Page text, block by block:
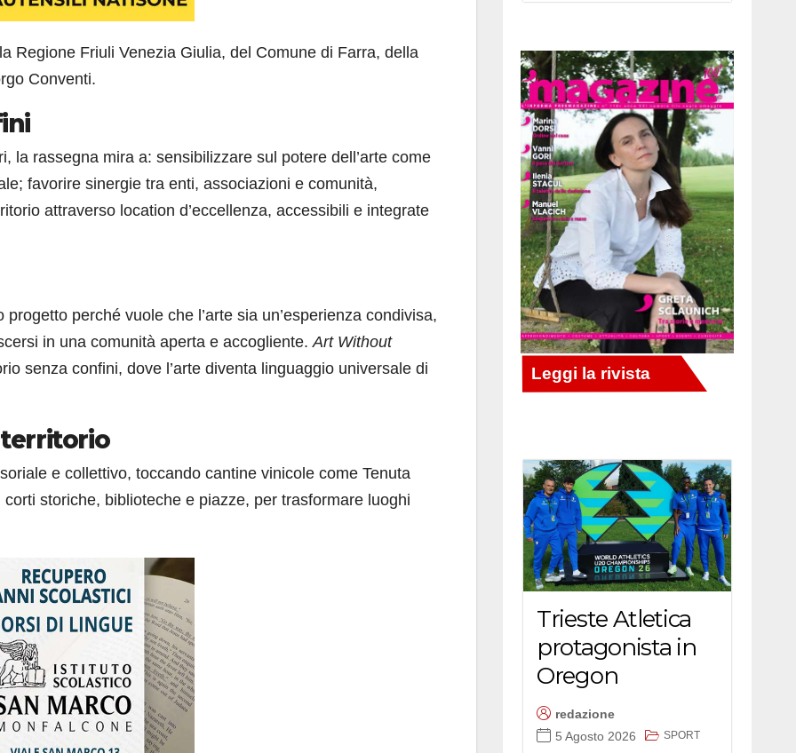
Regione Friuli Venezia Giulia, del Comune di Farra, della
Conventi.
la rassegna mira a: sensibilizzare sul potere dell’arte come
favorire sinergie tra enti, associazioni e comunità,
attraverso location d’eccellenza, accessibili e integrate
perché vuole che l’arte sia un’esperienza condivisa,
in una comunità aperta e accogliente.Art Without
senza confini, dove l’arte diventa linguaggio universale di
e collettivo, toccando cantine vinicole come Tenuta
storiche, biblioteche e piazze, per trasformare luoghi
Trieste Atletica
protagonista in
Oregon
redazione
5 Agosto 2026
SPORT